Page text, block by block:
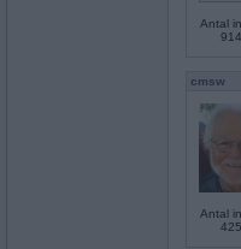
Antal
cmsw
Antal